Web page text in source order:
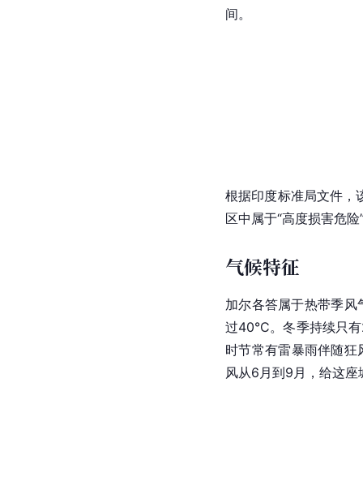
间。
根据印度标准局文件，
区中属于“高度损害危险
气候特征
加尔各答属于热带季
过40°C。冬季持续只
时节常有雷暴雨伴随
风从6月到9月，给这